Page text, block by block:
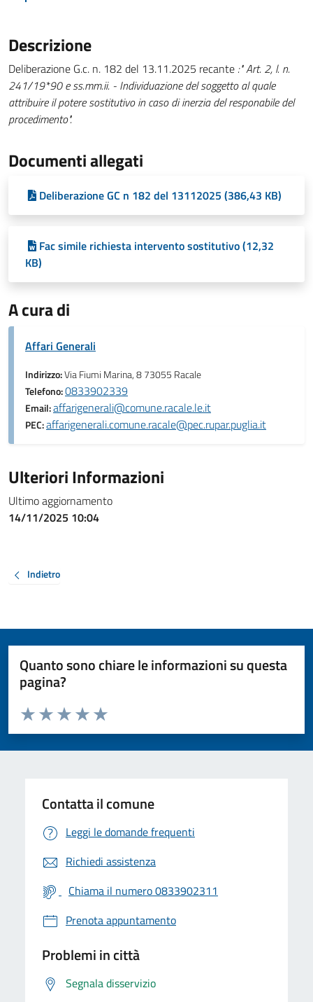
Descrizione
Deliberazione G.c. n. 182 del 13.11.2025 recante :" Art. 2, l. n.
241/19*90 e ss.mm.ii. - Individuazione del soggetto al quale
attribuire il potere sostitutivo in caso di inerzia del responabile del
procedimento".
Documenti allegati
Deliberazione GC n 182 del 13112025 (386,43 KB)
Fac simile richiesta intervento sostitutivo (12,32
KB)
A cura di
Affari Generali
Indirizzo:Via Fiumi Marina, 8 73055 Racale
Telefono:0833902339
Email:affarigenerali@comune.racale.le.it
PEC:affarigenerali.comune.racale@pec.rupar.puglia.it
Ulteriori Informazioni
Ultimo aggiornamento
14/11/2025 10:04
Indietro
Quanto sono chiare le informazioni su questa
pagina?
Valuta da 1 a 5 stelle la pagina
Valuta 5 stelle su 5
Valuta 4 stelle su 5
Valuta 3 stelle su 5
Valuta 2 stelle su 5
Valuta 1 stelle su 5
Contatta il comune
Leggi le domande frequenti
Richiedi assistenza
Chiama il numero 0833902311
Prenota appuntamento
Problemi in città
Segnala disservizio